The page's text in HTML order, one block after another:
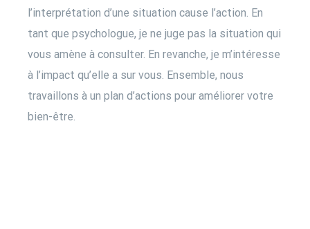
l’interprétation d’une situation cause l’action. En
tant que psychologue, je ne juge pas la situation qui
vous amène à consulter. En revanche, je m’intéresse
à l’impact qu’elle a sur vous. Ensemble, nous
travaillons à un plan d’actions pour améliorer votre
bien-être.